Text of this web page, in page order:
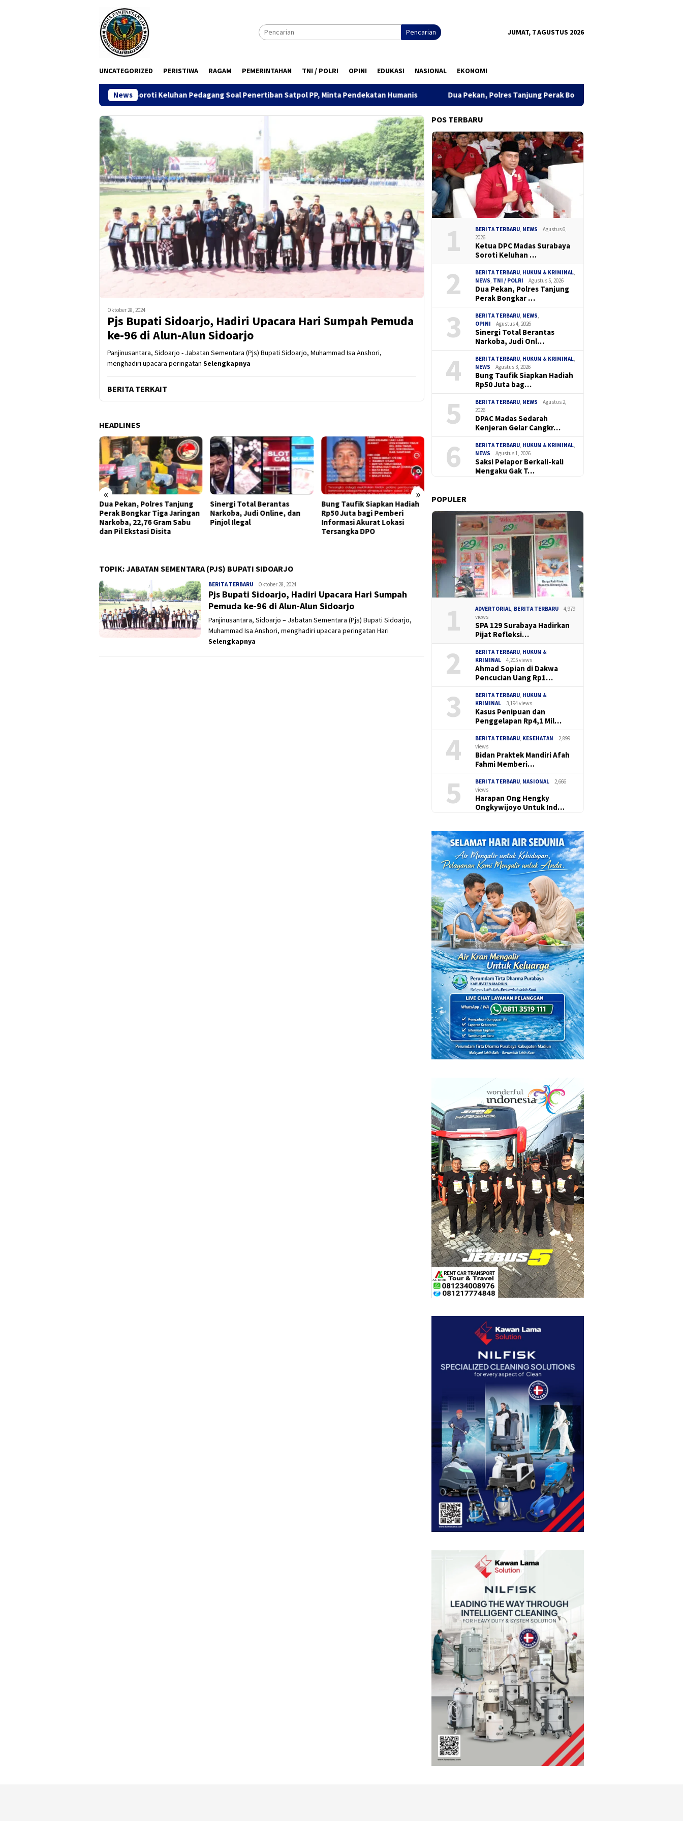
Pencarian JUMAT, 7 AGUSTUS 2026
UNCATEGORIZED PERISTIWA RAGAM PEMERINTAHAN TNI / POLRI OPINI EDUKASI NASIONAL EKONOMI
News
Madas Surabaya Soroti Keluhan Pedagang Soal Penertiban Satpol PP, Minta Pendekatan Humanis Dua Pekan, Polres Tanjung Perak Bongkar Tiga Jaringan Narkoba, 22,76 Gram Sabu
Oktober 28, 2024
Pjs Bupati Sidoarjo, Hadiri Upacara Hari Sumpah Pemuda
ke-96 di Alun-Alun Sidoarjo
Panjinusantara, Sidoarjo - Jabatan Sementara (Pjs) Bupati Sidoarjo, Muhammad Isa Anshori,
menghadiri upacara peringatan Selengkapnya
BERITA TERKAIT
HEADLINES
« »
Dua Pekan, Polres Tanjung
Perak Bongkar Tiga Jaringan
Narkoba, 22,76 Gram Sabu
dan Pil Ekstasi Disita
Sinergi Total Berantas
Narkoba, Judi Online, dan
Pinjol Ilegal
Bung Taufik Siapkan Hadiah
Rp50 Juta bagi Pemberi
Informasi Akurat Lokasi
Tersangka DPO
DPAC Madas Sedarah
Kenjeran Gelar Cangkrukan
Hukum, Bahas Keamanan
Negara dan Ilmu Intelijen
Bersama TNI-Polri
Soroti Keluhan Pedagang
Soal Penertiban Satpol PP,
Minta Pendekatan Humanis
TOPIK:JABATAN SEMENTARA (PJS) BUPATI SIDOARJO
BERITA TERBARU Panjinusantara
Oktober 28, 2024
Pjs Bupati Sidoarjo, Hadiri Upacara Hari Sumpah
Pemuda ke-96 di Alun-Alun Sidoarjo
Panjinusantara, Sidoarjo – Jabatan Sementara (Pjs) Bupati Sidoarjo,
Muhammad Isa Anshori, menghadiri upacara peringatan Hari
Selengkapnya
POS TERBARU
1 BERITA TERBARU NEWS
Agustus 6,
2026
Ketua DPC Madas Surabaya
Soroti Keluhan …
2 BERITA TERBARU HUKUM & KRIMINAL
NEWS TNI / POLRI Agustus 5, 2026
Dua Pekan, Polres Tanjung
Perak Bongkar …
3 BERITA TERBARU NEWS
OPINI
Agustus 4, 2026
Sinergi Total Berantas
Narkoba, Judi Onl…
4 BERITA TERBARU HUKUM & KRIMINAL
NEWS
Agustus 3, 2026
Bung Taufik Siapkan Hadiah
Rp50 Juta bag…
5 BERITA TERBARU NEWS
Agustus 2,
2026
DPAC Madas Sedarah
Kenjeran Gelar Cangkr…
6 BERITA TERBARU HUKUM & KRIMINAL
NEWS
Agustus 1, 2026
Saksi Pelapor Berkali-kali
Mengaku Gak T…
POPULER
1 ADVERTORIAL BERITA TERBARU
4,979
views
SPA 129 Surabaya Hadirkan
Pijat Refleksi…
2 BERITA TERBARU HUKUM &
KRIMINAL
4,205 views
Ahmad Sopian di Dakwa
Pencucian Uang Rp1…
3 BERITA TERBARU HUKUM &
KRIMINAL
3,194 views
Kasus Penipuan dan
Penggelapan Rp4,1 Mil…
4 BERITA TERBARU KESEHATAN
2,899
views
Bidan Praktek Mandiri Afah
Fahmi Memberi…
5 BERITA TERBARU NASIONAL
2,666
views
Harapan Ong Hengky
Ongkywijoyo Untuk Ind…